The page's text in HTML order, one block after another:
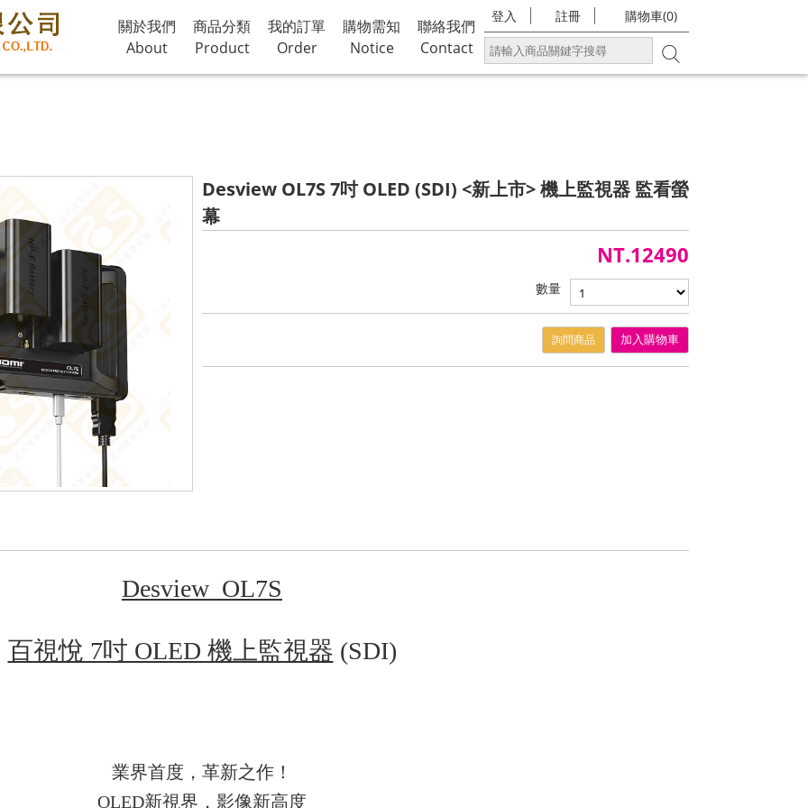
關於我們
About
商品分類
Product
我的訂單
Order
購物需知
Notice
聯絡我們
Contact
登入 註冊 購物車(0)
Desview OL7S 7吋 OLED (SDI) <新上市> 機上監視器 監看螢
幕
NT.12490
數量
詢問商品 加入購物車
Desview OL7S
百視悅 7吋 OLED 機上監視器 (SDI)
業界首度，革新之作！
OLED新視界，影像新高度